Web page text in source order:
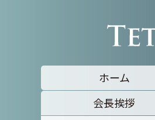
ホーム
会長挨拶